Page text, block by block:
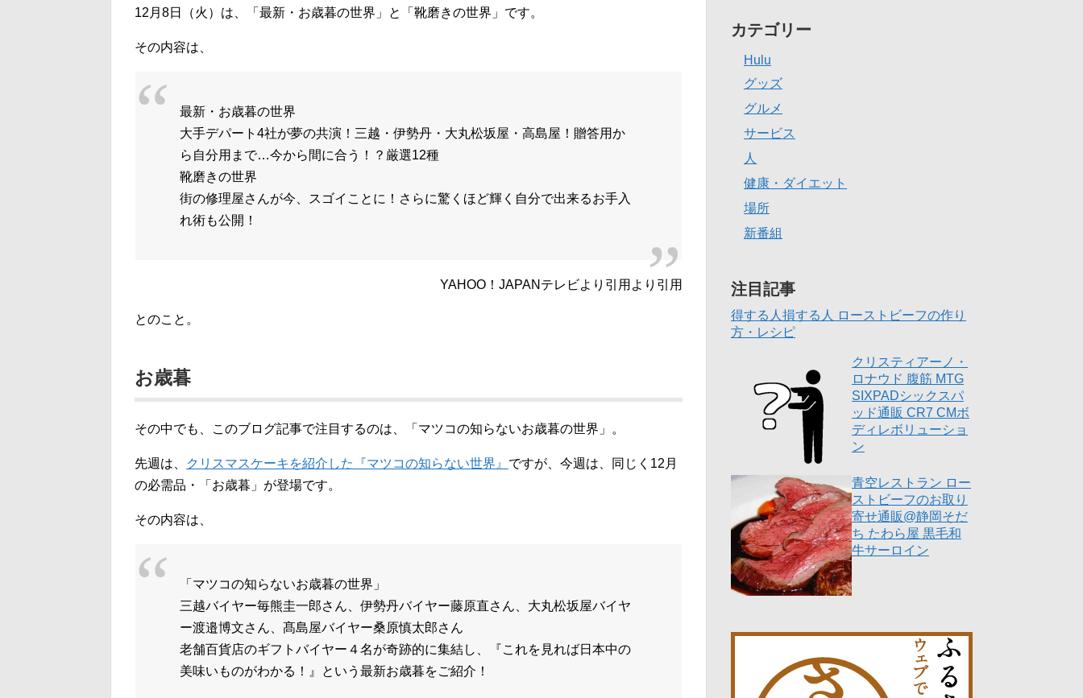
12月8日（火）は、「最新・お歳暮の世界」と「靴磨きの世界」です。
その内容は、
最新・お歳暮の世界
大手デパート4社が夢の共演！三越・伊勢丹・大丸松坂屋・高島屋！贈答用か
ら自分用まで…今から間に合う！？厳選12種
靴磨きの世界
街の修理屋さんが今、スゴイことに！さらに驚くほど輝く自分で出来るお手入
れ術も公開！
YAHOO！JAPANテレビより引用より引用
とのこと。
お歳暮
その中でも、このブログ記事で注目するのは、「マツコの知らないお歳暮の世界」。
先週は、 クリスマスケーキを紹介した『マツコの知らない世界』 ですが、今週は、同じく12月
の必需品・「お歳暮」が登場です。
その内容は、
「マツコの知らないお歳暮の世界」
三越バイヤー毎熊圭一郎さん、伊勢丹バイヤー藤原直さん、大丸松坂屋バイヤ
ー渡邉博文さん、髙島屋バイヤー桑原慎太郎さん
老舗百貨店のギフトバイヤー４名が奇跡的に集結し、『これを見れば日本中の
美味いものがわかる！』という最新お歳暮をご紹介！
カテゴリー
Hulu
グッズ
グルメ
サービス
人
健康・ダイエット
場所
新番組
注目記事
得する人損する人 ローストビーフの作り
方・レシピ
クリスティアーノ・
ロナウド 腹筋 MTG
SIXPADシックスパ
ッド通販 CR7 CMボ
ディレボリューショ
ン
青空レストラン ロー
ストビーフのお取り
寄せ通販@静岡そだ
ち たわら屋 黒毛和
牛サーロイン